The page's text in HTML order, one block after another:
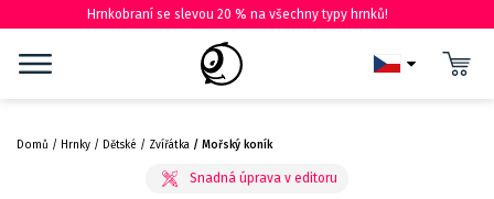
Hrnkobraní se slevou 20 % na všechny typy hrnků!
Domů Hrnky Dětské Zvířátka Mořský koník